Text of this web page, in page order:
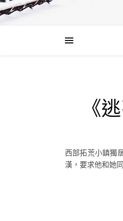
《
西部拓荒小鎮獨
漢，要求他和她